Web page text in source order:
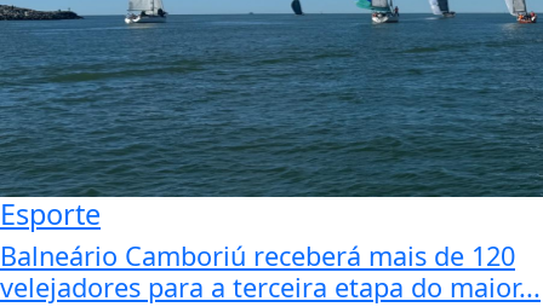
Esporte
Balneário Camboriú receberá mais de 120
velejadores para a terceira etapa do maior...